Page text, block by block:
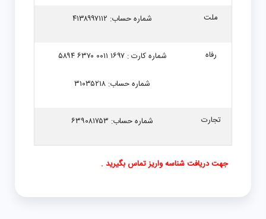
ملت شماره حساب: ۴۱۳۸۹۹۷۱۱۲
رفاه شماره کارت : ۱۶۹۷ ۰۰۱۱ ۶۳۷۰ ۵۸۹۴
شماره حساب: ۳۱۰۳۵۲۱۸
تجارت شماره حساب: ۶۳۹۰۸۱۷۵۳
جهت دریافت شناسه واریز تماس بگیرید .